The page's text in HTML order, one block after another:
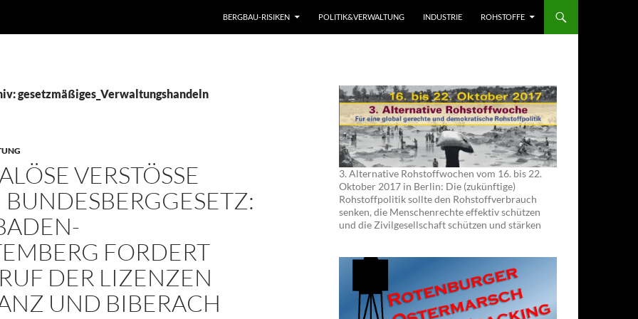
BERGBAU-RISIKEN POLITIK&VERWALTUNG INDUSTRIE ROHSTOFFE
gesetzmäßiges_Verwaltungshandeln
VERSTÖSSE G
B
W
FORDERT W
DER LIZENZEN K
UND BIBERACH
3. Alternative Rohstoffwochen vom 16. bis 22.
Oktober 2017 in Berlin: Die (zukünftige)
Rohstoffpolitik sollte den Rohstoffverbrauch
senken, die Menschenrechte effektiv schützen
und die Zivilgesellschaft schützen und stärken